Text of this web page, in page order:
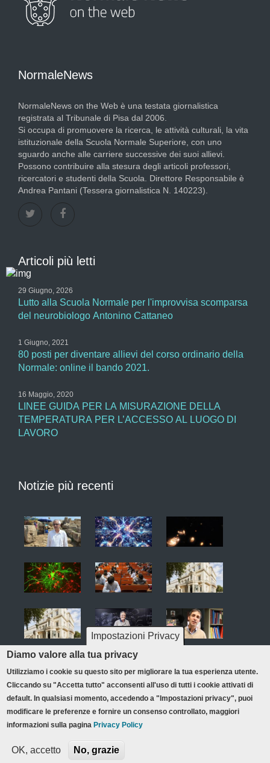
NormaleNews
NormaleNews on the Web è una testata giornalistica
registrata al Tribunale di Pisa dal 2006.
Si occupa di promuovere la ricerca, le attività culturali, la vita
istituzionale della Scuola Normale Superiore, con uno
sguardo anche alle carriere successive dei suoi allievi.
Possono contribuire alla stesura degli articoli professori,
ricercatori e studenti della Scuola. Direttore Responsabile è
Andrea Pantani (Tessera giornalistica N. 140223).
Articoli più letti
29 Giugno, 2026
Lutto alla Scuola Normale per l'improvvisa scomparsa
del neurobiologo Antonino Cattaneo
1 Giugno, 2021
80 posti per diventare allievi del corso ordinario della
Normale: online il bando 2021.
16 Maggio, 2020
LINEE GUIDA PER LA MISURAZIONE DELLA
TEMPERATURA PER L’ACCESSO AL LUOGO DI
LAVORO
Notizie più recenti
Footer
Credits & copyright Privacy policy
Redazione
Accessibilità
Mappa del sito
Impostazioni Privacy
Diamo valore alla tua privacy
Utilizziamo i cookie su questo sito per migliorare la tua esperienza utente.
Cliccando su "Accetta tutto" acconsenti all'uso di tutti i cookie attivati di
default. In qualsiasi momento, accedendo a "Impostazioni privacy", puoi
modificare le preferenze e fornire un consenso controllato, maggiori
informazioni sulla pagina Privacy Policy
OK, accetto No, grazie